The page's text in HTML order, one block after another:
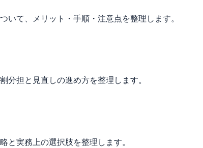
いて、メリット・手順・注意点を整理します。
分担と見直しの進め方を整理します。
と実務上の選択肢を整理します。